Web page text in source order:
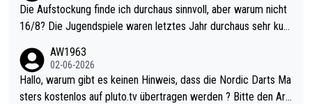
Die Aufstockung finde ich durchaus sinnvoll, aber warum nicht
16/8? Die Jugendspiele waren letztes Jahr durchaus sehr kurz
Allerdings ist Mitchell Lawrie als Nummer 1 der Welt eh qualifi
ziert. Somit ändert die automatische Qualifikation des Weltmei
sters erstmal nichts. Ich denke sie wollen damit für nächstes J
AW1963
02-06-2026
Hallo, warum gibt es keinen Hinweis, dass die Nordic Darts Ma
sters kostenlos auf pluto.tv übertragen werden ? Bitte den Arti